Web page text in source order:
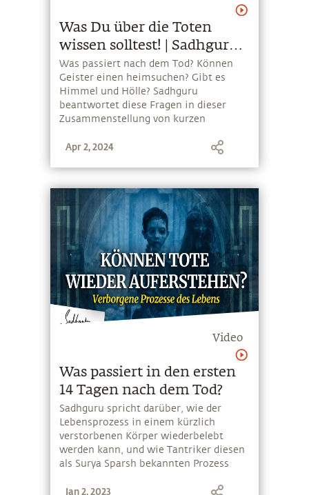
Was Du über die Toten
wissen solltest! | Sadhguru
Exclusive
Was passiert nach dem Tod? Können
Geister einen heimsuchen? Gibt es
Himmel und Hölle? Sadhguru
beantwortet diese Fragen in dieser
Zusammenstellung von kurzen
Exclusive Serie "Disembodied Beings".
spannende Inhalte auf Sadhguru
Exclusive an.
Apr 2, 2024
Video
Was passiert in den ersten
14 Tagen nach dem Tod?
Sadhguru spricht darüber, wie der
Lebensprozess in einem kürzlich
verstorbenen Körper wiederbelebt
werden kann, und wie Tantriker diesen
als Surya Sparsh bekannten Prozess
Jan 2, 2023